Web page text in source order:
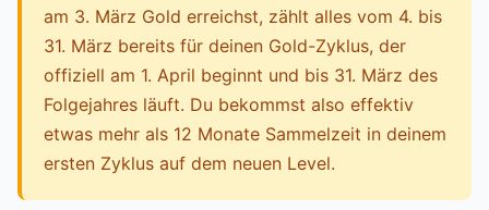
am 3. März Gold erreichst, zählt alles vom 4. bis
31. März bereits für deinen Gold-Zyklus, der
offiziell am 1. April beginnt und bis 31. März des
Folgejahres läuft. Du bekommst also effektiv
etwas mehr als 12 Monate Sammelzeit in deinem
ersten Zyklus auf dem neuen Level.